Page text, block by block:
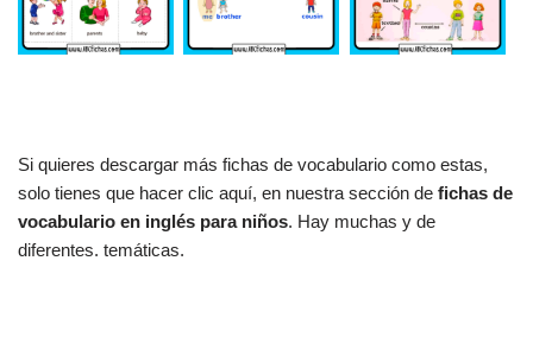
Si quieres descargar más fichas de vocabulario como estas,
solo tienes que hacer clic aquí, en nuestra sección de fichas de
vocabulario en inglés para niños. Hay muchas y de
diferentes. temáticas.